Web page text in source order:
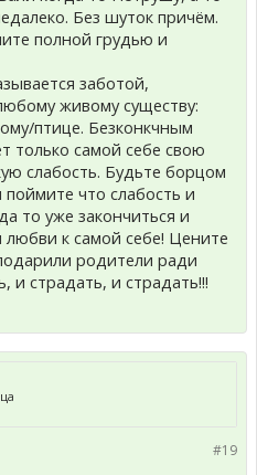
Без шуток причём.
полной грудью и
заботой,
живому существу:
птице. Безконкчным
только самой себе свою
слабость. Будьте борцом
поймите что слабость и
то уже закончиться и
любви к самой себе! Цените
родители ради
и страдать, и страдать!!!
#19